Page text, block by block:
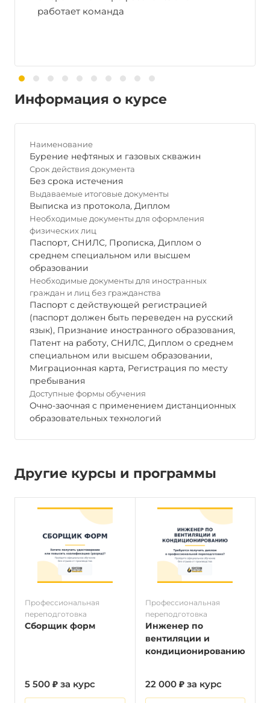
работает команда
Информация о курсе
Наименование
Бурение нефтяных и газовых скважин
Срок действия документа
Без срока истечения
Выдаваемые итоговые документы
Выписка из протокола, Диплом
Необходимые документы для оформления
физических лиц
Паспорт, СНИЛС, Прописка, Диплом о
среднем специальном или высшем
образовании
Необходимые документы для иностранных
граждан и лиц без гражданства
Паспорт с действующей регистрацией
(паспорт должен быть переведен на русский
язык), Признание иностранного образования,
Патент на работу, СНИЛС, Диплом о среднем
специальном или высшем образовании,
Миграционная карта, Регистрация по месту
пребывания
Доступные формы обучения
Очно-заочная с применением дистанционных
образовательных технологий
Другие курсы и программы
Профессиональная
переподготовка
Сборщик форм
5 500 ₽ за курс
Профессиональная
переподготовка
Инженер по
вентиляции и
кондиционированию
22 000 ₽ за курс